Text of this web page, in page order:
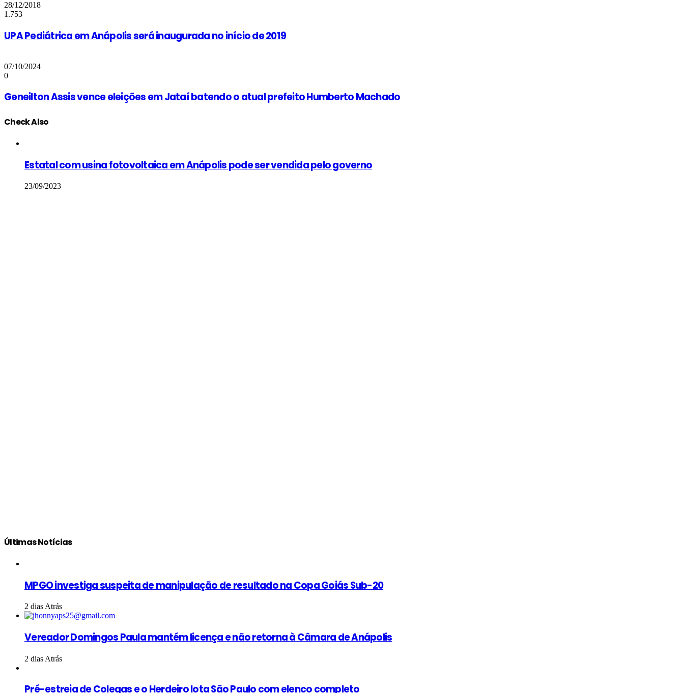
28/12/2018
1.753
UPA Pediátrica em Anápolis será inaugurada no início de 2019
07/10/2024
0
Geneilton Assis vence eleições em Jataí batendo o atual prefeito Humberto Machado
Check Also
Close
Estatal com usina fotovoltaica em Anápolis pode ser vendida pelo governo
23/09/2023
Últimas Notícias
MPGO investiga suspeita de manipulação de resultado na Copa Goiás Sub-20
2 dias Atrás
Vereador Domingos Paula mantém licença e não retorna à Câmara de Anápolis
2 dias Atrás
Pré-estreia de Colegas e o Herdeiro lota São Paulo com elenco completo